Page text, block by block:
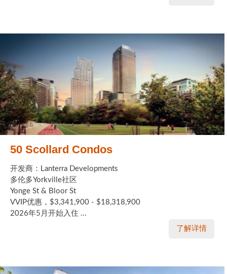
50 Scollard Condos
开发商：Lanterra Developments
多伦多Yorkville社区
Yonge St & Bloor St
VVIP优惠，$3,341,900 - $18,318,900
2026年5月开始入住 ...
了解详情